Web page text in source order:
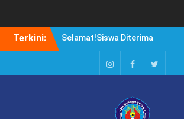
Terkini:
Selamat!Siswa Diterima
PTN Jalur SBMPTN 2020
Borong Prestasi. Agung
Setiwan, Kuliah di Luar
Duduki Peringkat Pertama
InstagramFacebookTwitter